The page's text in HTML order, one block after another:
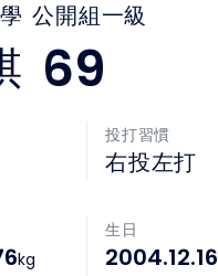
公開組一級
69
投打習慣
右投左打
kg
生日
2004.12.16